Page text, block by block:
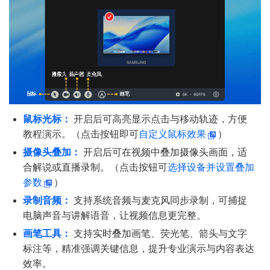
鼠标光标： 开启后可高亮显示点击与移动轨迹，方便
教程演示。（点击按钮即可自定义鼠标效果
）
摄像头叠加： 开启后可在视频中叠加摄像头画面，适
合解说或直播录制。（点击按钮可选择设备并设置叠加
参数
）
录制音频： 支持系统音频与麦克风同步录制，可捕捉
电脑声音与讲解语音，让视频信息更完整。
画笔工具： 支持实时叠加画笔、荧光笔、箭头与文字
标注等，精准强调关键信息，提升专业演示与内容表达
效率。